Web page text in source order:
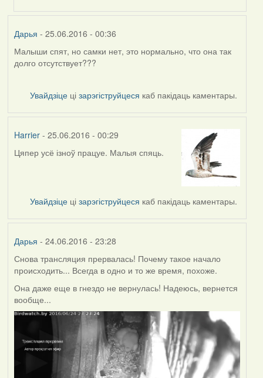
Дарья - 25.06.2016 - 00:36
Малыши спят, но самки нет, это нормально, что она так
долго отсутствует???
Увайдзіце цізарэгіструйцеся каб пакідаць каментары.
Harrier- 25.06.2016 - 00:29
Цяпер усё ізноў працуе. Малыя спяць.
Увайдзіце цізарэгіструйцеся каб пакідаць каментары.
Дарья - 24.06.2016 - 23:28
Снова трансляция прервалась! Почему такое начало
происходить... Всегда в одно и то же время, похоже.
Она даже еще в гнездо не вернулась! Надеюсь, вернется
вообще...